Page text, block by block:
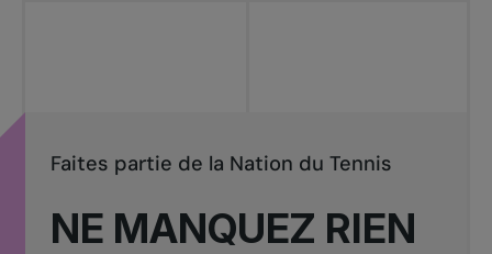
NE MANQUEZ RIEN
Faites partie de la Nation du Tennis